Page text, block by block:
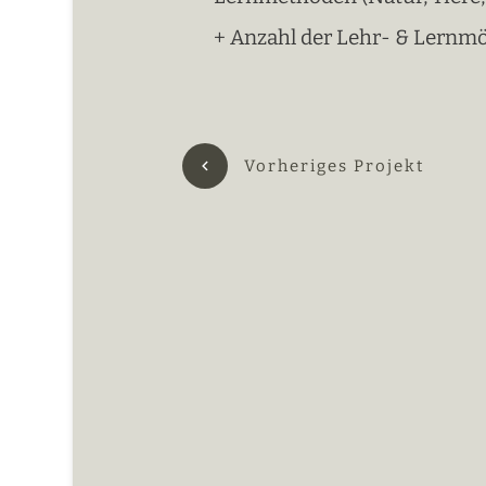
+ Anzahl der Lehr- &
Vorheriges Projekt